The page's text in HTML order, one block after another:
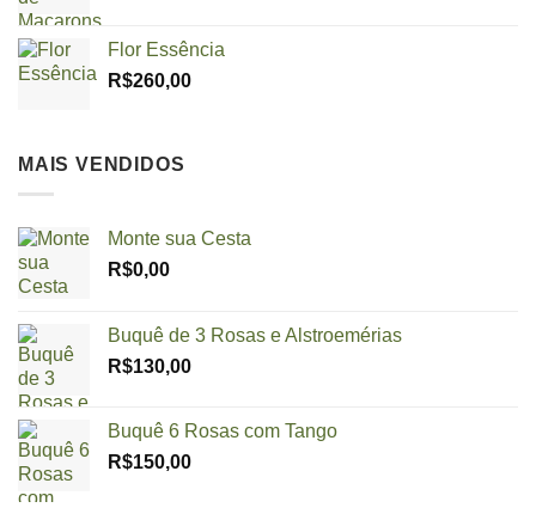
Flor Essência
R$260,00
MAIS VENDIDOS
Monte sua Cesta
R$0,00
Buquê de 3 Rosas e Alstroemérias
R$130,00
Buquê 6 Rosas com Tango
R$150,00